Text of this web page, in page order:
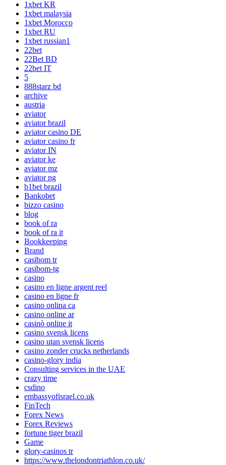
1xbet KR
1xbet malaysia
1xbet Morocco
1xbet RU
1xbet russian1
22bet
22Bet BD
22bet IT
5
888starz bd
archive
austria
aviator
aviator brazil
aviator casino DE
aviator casino fr
aviator IN
aviator ke
aviator mz
aviator ng
b1bet brazil
Bankobet
bizzo casino
blog
book of ra
book of ra it
Bookkeeping
Brand
casibom tr
casibom-tg
casino
casino en ligne argent reel
casino en ligne fr
casino onlina ca
casino online ar
casinò online it
casino svensk licens
casino utan svensk licens
casino zonder crucks netherlands
casino-glory india
Consulting services in the UAE
crazy time
csdino
embassyofisrael.co.uk
FinTech
Forex News
Forex Reviews
fortune tiger brazil
Game
glory-casinos tr
https://www.thelondontriathlon.co.uk/